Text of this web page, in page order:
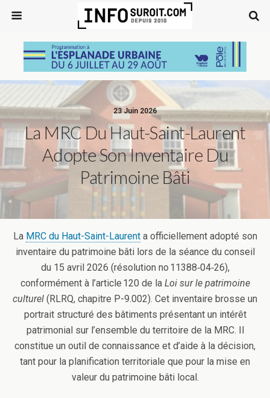
23 Juin 2026
La MRC Du Haut-Saint-Laurent
Adopte Son Inventaire Du
Patrimoine Bâti
La MRC du Haut-Saint-Laurenta officiellement adopté son
inventaire du patrimoine bâti lors de la séance du conseil
du 15 avril 2026 (résolution no 11388‑04‑26),
conformément à l’article 120 de la Loi sur le patrimoine
culturel (RLRQ, chapitre P-9.002). Cet inventaire brosse un
portrait structuré des bâtiments présentant un intérêt
patrimonial sur l’ensemble du territoire de la MRC. Il
constitue un outil de connaissance et d’aide à la décision,
tant pour la planification territoriale que pour la mise en
valeur du patrimoine bâti local.